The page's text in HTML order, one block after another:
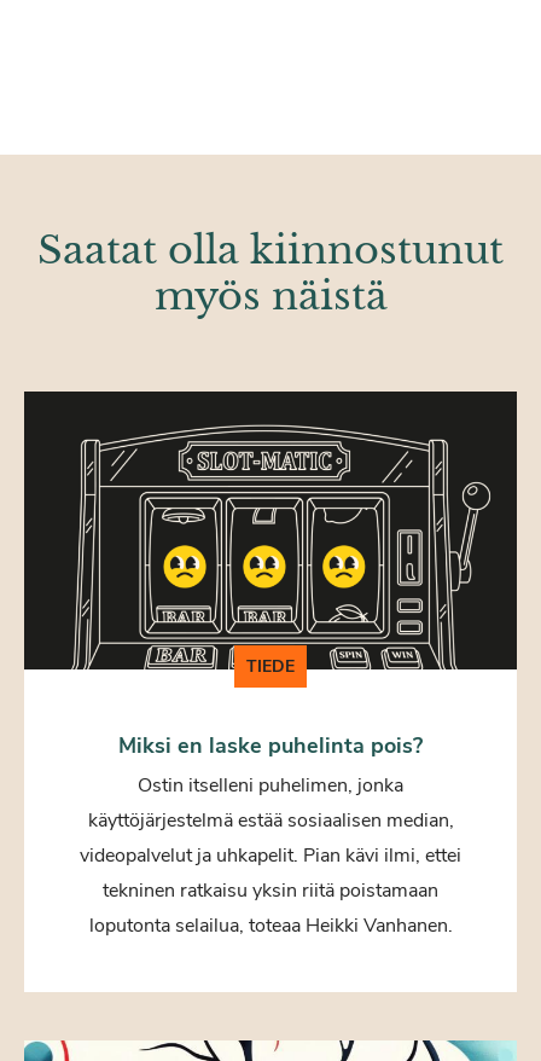
Saatat olla kiinnostunut
myös näistä
TIEDE
Miksi en laske puhelinta pois?
Ostin itselleni puhelimen, jonka
käyttöjärjestelmä estää sosiaalisen median,
videopalvelut ja uhkapelit. Pian kävi ilmi, ettei
tekninen ratkaisu yksin riitä poistamaan
loputonta selailua, toteaa Heikki Vanhanen.